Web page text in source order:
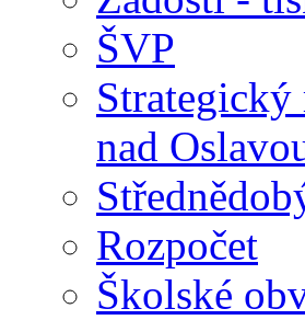
ŠVP
nad
Rozpočet
Školské